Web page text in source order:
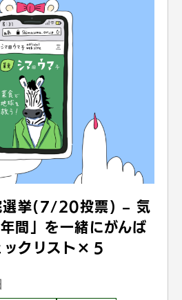
選挙(7/20投票) – 気
間」を一緒にがんば
ックリスト×５